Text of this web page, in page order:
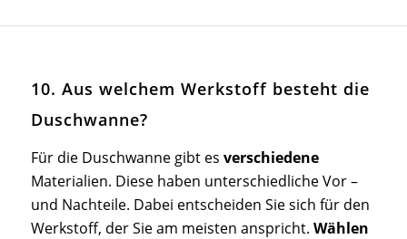
10. Aus welchem Werkstoff besteht die
Duschwanne?
Für die Duschwanne gibt es verschiedene
Materialien. Diese haben unterschiedliche Vor –
und Nachteile. Dabei entscheiden Sie sich für den
Werkstoff, der Sie am meisten anspricht. Wählen